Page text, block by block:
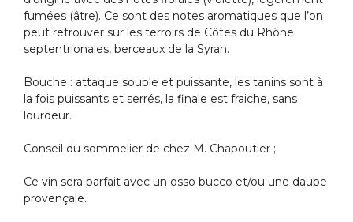
fumées (âtre). Ce sont des notes aromatiques que l’on
peut retrouver sur les terroirs de Côtes du Rhône
septentrionales, berceaux de la Syrah.
Bouche : attaque souple et puissante, les tanins sont à
la fois puissants et serrés, la finale est fraiche, sans
lourdeur.
Conseil du sommelier de chez M. Chapoutier ;
Ce vin sera parfait avec un osso bucco et/ou une daube
provençale.